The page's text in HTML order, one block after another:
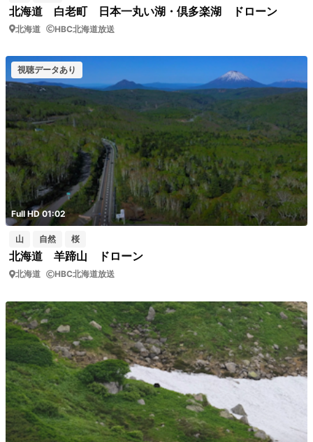
北海道 白老町 日本一丸い湖・倶多楽湖 ドローン
北海道 HBC北海道放送
視聴データあり
Full HD 01:02
山 自然 桜
北海道 羊蹄山 ドローン
北海道 HBC北海道放送